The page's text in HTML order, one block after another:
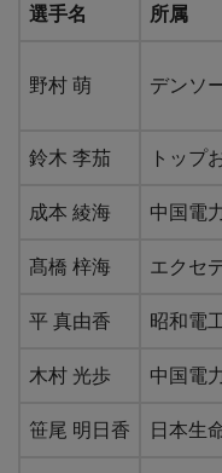
選手名 所属
野村 萌 デンソ
鈴木 李茄 トップ
成本 綾海 中国電
髙橋 梓海 エクセ
平 真由香 昭和電
木村 光歩 中国電
笹尾 明日香 日本生